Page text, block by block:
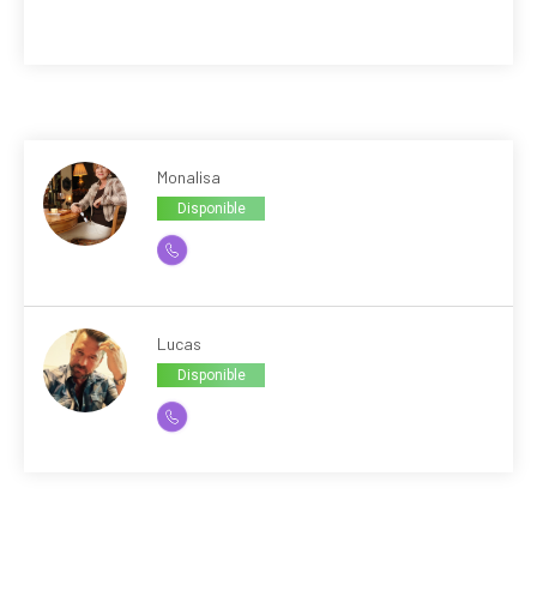
Monalisa
Disponible
Lucas
Disponible